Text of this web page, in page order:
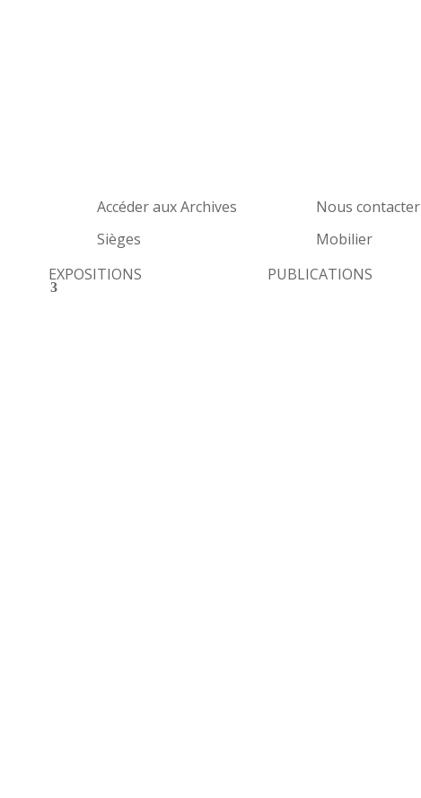
Accéder aux Archives Nous contacter
Sièges Mobilier
EXPOSITIONS PUBLICATIONS